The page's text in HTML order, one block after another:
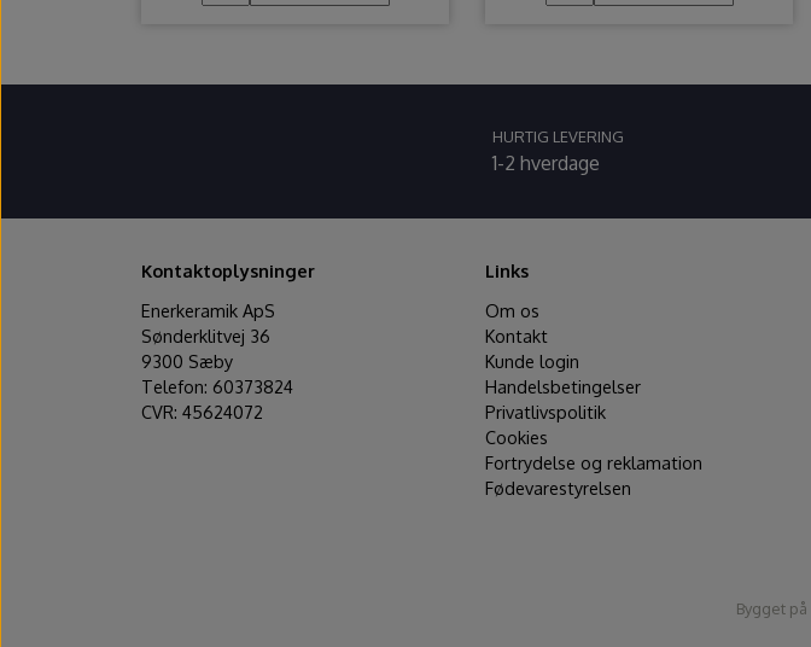
HURTIG LEVERING
1-2 hverdage
Kontaktoplysninger
Enerkeramik ApS
Sønderklitvej 36
9300 Sæby
Telefon: 60373824
CVR: 45624072
Links
Om os
Kontakt
Kunde login
Handelsbetingelser
Privatlivspolitik
Cookies
Fortrydelse og reklamation
Fødevarestyrelsen
Bygget på